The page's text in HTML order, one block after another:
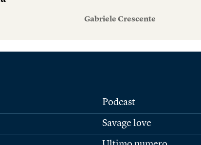
Gabriele Crescente
Podcast
Savage love